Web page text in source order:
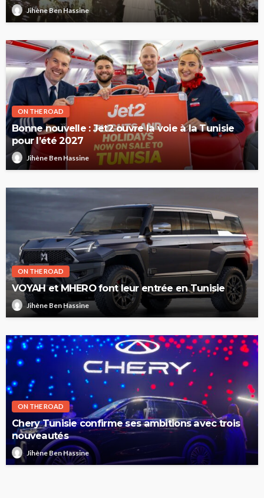
Jihène Ben Hassine
ON THE ROAD
Bonne nouvelle : Jet2 ouvre la voie à la Tunisie
pour l’été 2027
Jihène Ben Hassine
ON THE ROAD
VOYAH et MHERO font leur entrée en Tunisie
Jihène Ben Hassine
ON THE ROAD
Chery Tunisie confirme ses ambitions avec trois
nouveautés
Jihène Ben Hassine